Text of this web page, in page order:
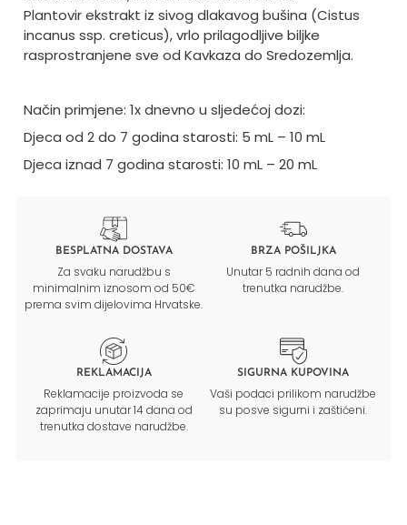
Plantovir ekstrakt iz sivog dlakavog bušina (Cistus
incanus ssp. creticus), vrlo prilagodljive biljke
rasprostranjene sve od Kavkaza do Sredozemlja.
Način primjene: 1x dnevno u sljedećoj dozi:
Djeca od 2 do 7 godina starosti: 5 mL – 10 mL
Djeca iznad 7 godina starosti: 10 mL – 20 mL
BESPLATNA DOSTAVA
Za svaku narudžbu s
minimalnim iznosom od 50€
prema svim dijelovima Hrvatske.
BRZA POŠILJKA
Unutar 5 radnih dana od
trenutka narudžbe.
REKLAMACIJA
Reklamacije proizvoda se
zaprimaju unutar 14 dana od
trenutka dostave narudžbe.
SIGURNA KUPOVINA
Vaši podaci prilikom narudžbe
su posve sigurni i zaštićeni.